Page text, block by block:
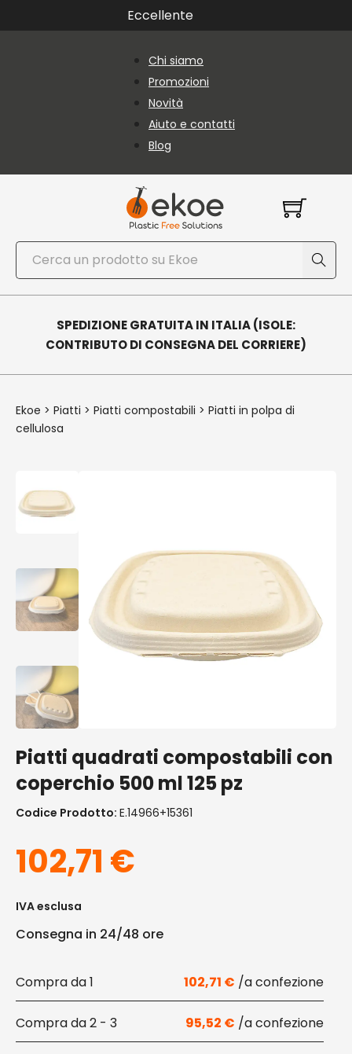
Vai al contenuto principale
Vai al piè di paginaEccellente
Chi siamo
Promozioni
Novità
Aiuto e contatti
Blog
Cerca
SPEDIZIONE GRATUITA IN ITALIA (ISOLE:
CONTRIBUTO DI CONSEGNA DEL CORRIERE)
Ekoe > Piatti > Piatti compostabili > Piatti in polpa di
cellulosa
Piatti quadrati compostabili con
coperchio 500 ml 125 pz
Codice Prodotto: E.14966+15361
102,71 €
IVA esclusa
Consegna in 24/48 ore
1 102,71 €
2 - 3 95,52 €